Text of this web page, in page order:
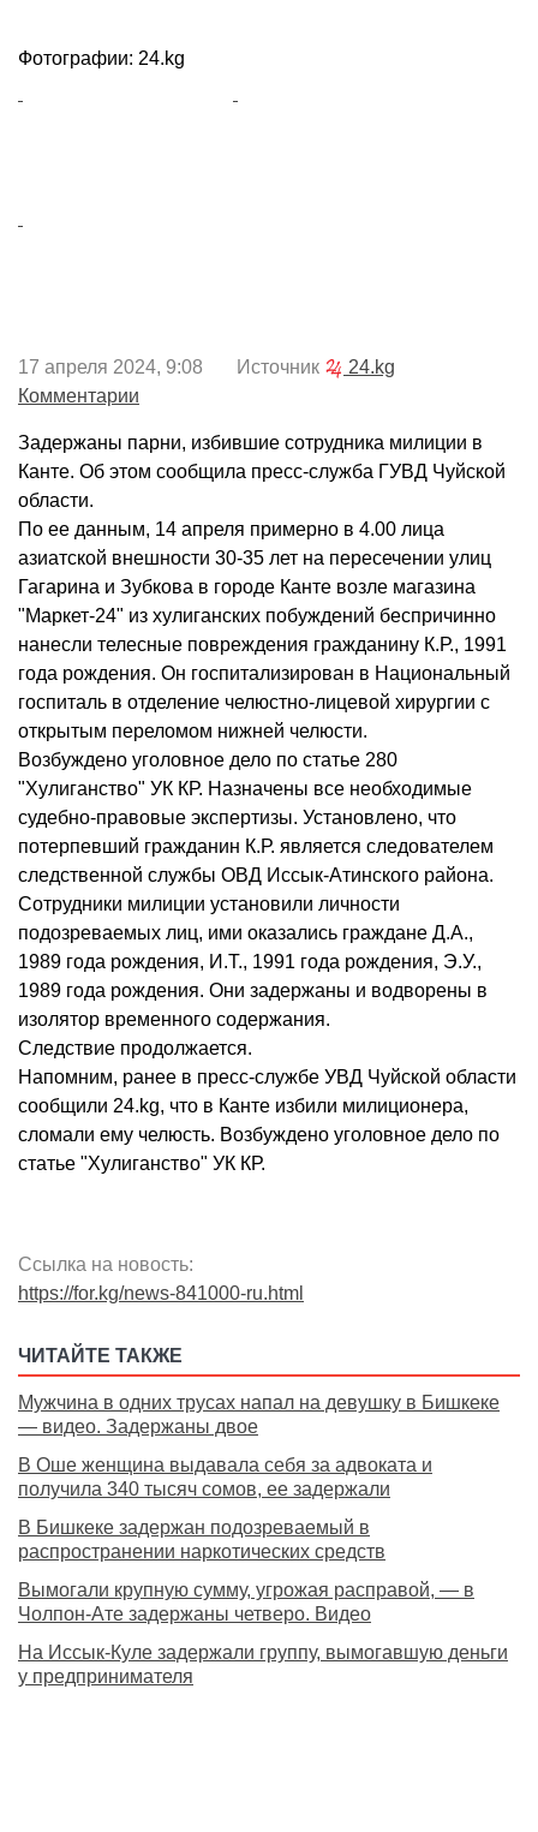
Фотографии: 24.kg
17 апреля 2024, 9:08 Источник
24.kg
Комментарии
Задержаны парни, избившие сотрудника милиции в
Канте. Об этом сообщила пресс-служба ГУВД Чуйской
области.
По ее данным, 14 апреля примерно в 4.00 лица
азиатской внешности 30-35 лет на пересечении улиц
Гагарина и Зубкова в городе Канте возле магазина
"Маркет-24" из хулиганских побуждений беспричинно
нанесли телесные повреждения гражданину К.Р., 1991
года рождения. Он госпитализирован в Национальный
госпиталь в отделение челюстно-лицевой хирургии с
открытым переломом нижней челюсти.
Возбуждено уголовное дело по статье 280
"Хулиганство" УК КР. Назначены все необходимые
судебно-правовые экспертизы. Установлено, что
потерпевший гражданин К.Р. является следователем
следственной службы ОВД Иссык-Атинского района.
Сотрудники милиции установили личности
подозреваемых лиц, ими оказались граждане Д.А.,
1989 года рождения, И.Т., 1991 года рождения, Э.У.,
1989 года рождения. Они задержаны и водворены в
изолятор временного содержания.
Следствие продолжается.
Напомним, ранее в пресс-службе УВД Чуйской области
сообщили 24.kg, что в Канте избили милиционера,
сломали ему челюсть. Возбуждено уголовное дело по
статье "Хулиганство" УК КР.
Ссылка на новость:
https://for.kg/news-841000-ru.html
ЧИТАЙТЕ ТАКЖЕ
Мужчина в одних трусах напал на девушку в Бишкеке
— видео. Задержаны двое
В Оше женщина выдавала себя за адвоката и
получила 340 тысяч сомов, ее задержали
В Бишкеке задержан подозреваемый в
распространении наркотических средств
Вымогали крупную сумму, угрожая расправой, — в
Чолпон-Ате задержаны четверо. Видео
На Иссык-Куле задержали группу, вымогавшую деньги
у предпринимателя